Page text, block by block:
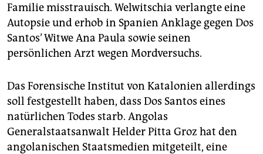
Familie misstrauisch. Welwitschia verlangte eine
Autopsie und erhob in Spanien Anklage gegen Dos
Santos’ Witwe Ana Paula sowie seinen
persönlichen Arzt wegen Mordversuchs.
Das Forensische Institut von Katalonien allerdings
soll festgestellt haben, dass Dos Santos eines
natürlichen Todes starb. Angolas
Generalstaatsanwalt Helder Pitta Groz hat den
angolanischen Staatsmedien mitgeteilt, eine